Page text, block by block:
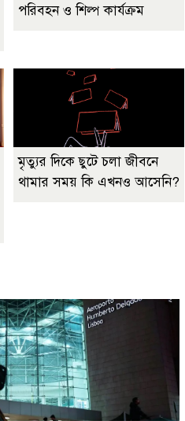
পরিবহন ও শিল্প কার্যক্রম
মৃত্যুর দিকে ছুটে চলা জীবনে
থামার সময় কি এখনও আসেনি?